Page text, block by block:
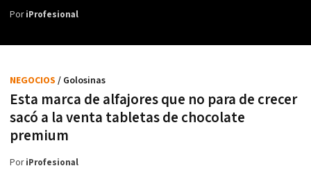
PoriProfesional
Esta marca de alfajores que no para de crecer
sacó a la venta tabletas de chocolate
premium
NEGOCIOS / Golosinas
PoriProfesional